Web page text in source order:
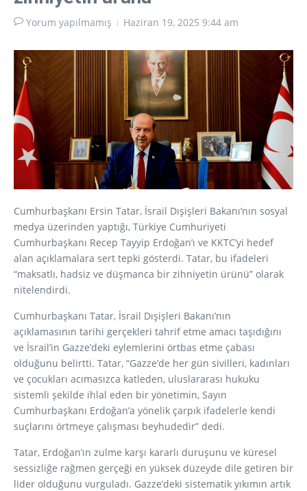
Yorum yapılmamış Haziran 19, 2025 9:44 am
Cumhurbaşkanı Ersin Tatar, İsrail Dışişleri Bakanı’nın sosyal
medya üzerinden yaptığı, Türkiye Cumhuriyeti
Cumhurbaşkanı Recep Tayyip Erdoğan’ı ve KKTC’yi hedef
alan açıklamalara sert tepki gösterdi. Tatar, bu ifadeleri
“maksatlı, hadsiz ve düşmanca bir zihniyetin ürünü” olarak
nitelendirdi.
Cumhurbaşkanı Tatar, İsrail Dışişleri Bakanı’nın
açıklamasının tarihi gerçekleri tahrif etme amacı taşıdığını
ve İsrail’in Gazze’deki eylemlerini örtbas etme çabası
olduğunu belirtti. Tatar, “Gazze’de her gün sivilleri, kadınları
ve çocukları acımasızca katleden, uluslararası hukuku
sistemli şekilde ihlal eden bir yönetimin, Sayın
Cumhurbaşkanı Erdoğan’a yönelik çarpık ifadelerle kendi
suçlarını örtmeye çalışması beyhudedir” dedi.
Tatar, Erdoğan’ın zulme karşı kararlı duruşunu ve küresel
sessizliğe rağmen gerçeği en yüksek düzeyde dile getiren bir
lider olduğunu vurguladı. Gazze’deki sistematik yıkımın artık